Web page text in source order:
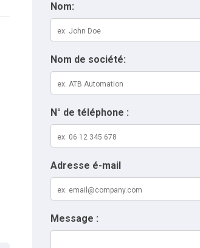
Nom:
Nom de société:
N° de téléphone :
Adresse é-mail
Message :